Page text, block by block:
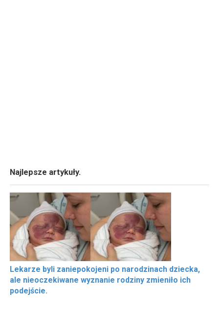
Najlepsze artykuły.
Lekarze byli zaniepokojeni po narodzinach dziecka,
ale nieoczekiwane wyznanie rodziny zmieniło ich
podejście.